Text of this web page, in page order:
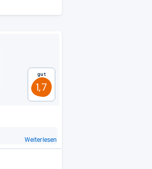
Gut
1,7
Weiterlesen